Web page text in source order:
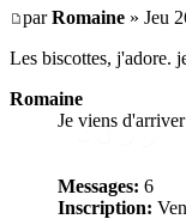
parRomaine » Jeu
Les biscottes, j'adore.
Romaine
Je viens
Messages: 6
Inscription: